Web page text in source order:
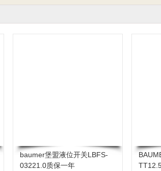
baumer堡盟液位开关LBFS-
03221.0质保一年